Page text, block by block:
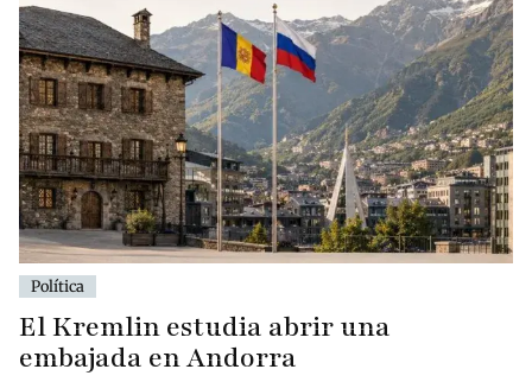
Política
El Kremlin estudia abrir una
embajada en Andorra